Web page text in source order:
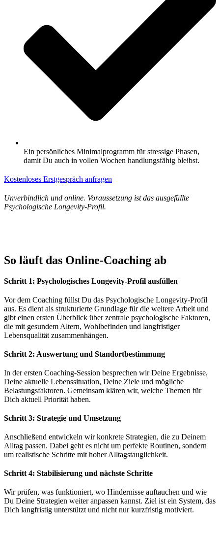
Ein persönliches Minimalprogramm für stressige Phasen,
damit Du auch in vollen Wochen handlungsfähig bleibst.
Kostenloses Erstgespräch anfragen
Unverbindlich und online. Voraussetzung ist das ausgefüllte
Psychologische Longevity-Profil.
So läuft das Online-Coaching ab
Schritt 1: Psychologisches Longevity-Profil ausfüllen
Vor dem Coaching füllst Du das Psychologische Longevity-Profil
aus. Es dient als strukturierte Grundlage für die weitere Arbeit und
gibt einen ersten Überblick über zentrale psychologische Faktoren,
die mit gesundem Altern, Wohlbefinden und langfristiger
Lebensqualität zusammenhängen.
Schritt 2: Auswertung und Standortbestimmung
In der ersten Coaching-Session besprechen wir Deine Ergebnisse,
Deine aktuelle Lebenssituation, Deine Ziele und mögliche
Belastungsfaktoren. Gemeinsam klären wir, welche Themen für
Dich aktuell Priorität haben.
Schritt 3: Strategie und Umsetzung
Anschließend entwickeln wir konkrete Strategien, die zu Deinem
Alltag passen. Dabei geht es nicht um perfekte Routinen, sondern
um realistische Schritte mit hoher Alltagstauglichkeit.
Schritt 4: Stabilisierung und nächste Schritte
Wir prüfen, was funktioniert, wo Hindernisse auftauchen und wie
Du Deine Strategien weiter anpassen kannst. Ziel ist ein System, das
Dich langfristig unterstützt und nicht nur kurzfristig motiviert.